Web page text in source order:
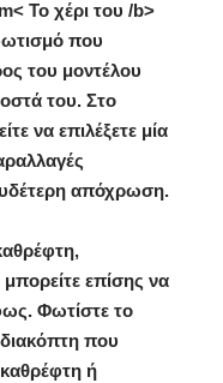
Το χέρι του /b>
που
του μοντέλου
του. Στο
να επιλέξετε μία
απόχρωση.
μπορείτε επίσης να
Φωτίστε το
που
ή